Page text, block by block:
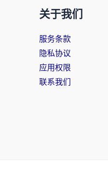
关于我们
服务条款
隐私协议
应用权限
联系我们